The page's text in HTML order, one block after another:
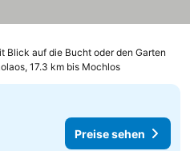
Blick auf die Bucht oder den Garten
17.3 km bis Mochlos
Preise sehen